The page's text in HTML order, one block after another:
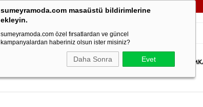
sumeyramoda.com masaüstü bildirimlerine
ekleyin.
sumeyramoda.com özel fırsatlardan ve güncel
kampanyalardan haberiniz olsun ister misiniz?
Daha Sonra Evet
3000TL VE ÜZERİ TÜM SİPARİŞLERİNİZDE KARGO ÜCRETSİZ!
ALT GİYİMDIŞ GİYİMTAKIM PARTY WEAR İNDİRİM